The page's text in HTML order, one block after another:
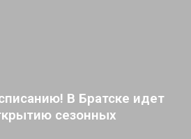
В Братске идет
сезонных